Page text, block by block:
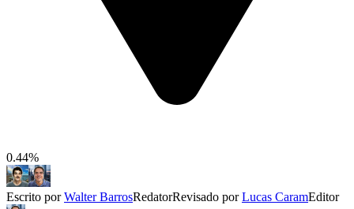
0.44%
Escrito porWalter BarrosRedatorRevisado porLucas CaramEditor